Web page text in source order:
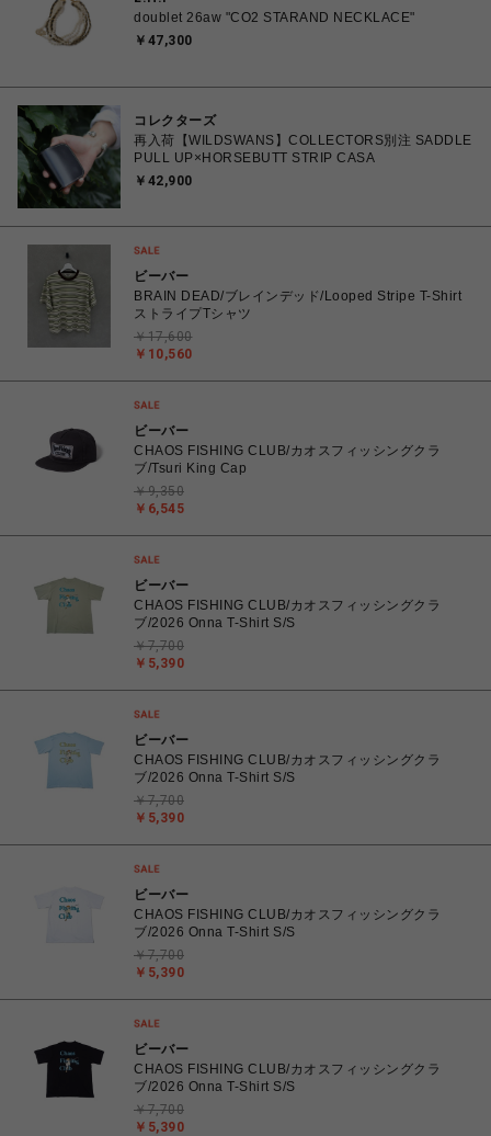
doublet 26aw "CO2 STARAND NECKLACE"
￥47,300
コレクターズ
再入荷【WILDSWANS】COLLECTORS別注 SADDLE
PULL UP×HORSEBUTT STRIP CASA
￥42,900
ビーバー
BRAIN DEAD/ブレインデッド/Looped Stripe T-Shirt
ストライプTシャツ
￥10,560
￥17,600
ビーバー
CHAOS FISHING CLUB/カオスフィッシングクラ
ブ/Tsuri King Cap
￥6,545
￥9,350
ビーバー
CHAOS FISHING CLUB/カオスフィッシングクラ
ブ/2026 Onna T-Shirt S/S
￥5,390
￥7,700
ビーバー
CHAOS FISHING CLUB/カオスフィッシングクラ
ブ/2026 Onna T-Shirt S/S
￥5,390
￥7,700
ビーバー
CHAOS FISHING CLUB/カオスフィッシングクラ
ブ/2026 Onna T-Shirt S/S
￥5,390
￥7,700
ビーバー
CHAOS FISHING CLUB/カオスフィッシングクラ
ブ/2026 Onna T-Shirt S/S
￥5,390
￥7,700